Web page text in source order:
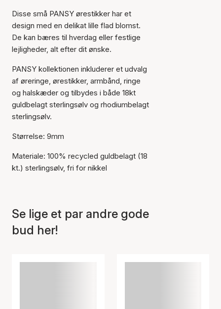
Disse små PANSY ørestikker har et
design med en delikat lille flad blomst.
De kan bæres til hverdag eller festlige
lejligheder, alt efter dit ønske.
PANSY kollektionen inkluderer et udvalg
af øreringe, ørestikker, armbånd, ringe
og halskæder og tilbydes i både 18kt
guldbelagt sterlingsølv og rhodiumbelagt
sterlingsølv.
Størrelse: 9mm
Materiale: 100% recycled guldbelagt (18
kt.) sterlingsølv, fri for nikkel
Se lige et par andre gode
bud her!